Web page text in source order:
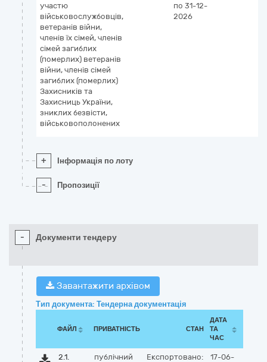
участю
військовослужбовців,
ветеранів війни,
членів їх сімей, членів
сімей загиблих
(померлих) ветеранів
війни, членів сімей
загиблих (померлих)
Захисників та
Захисниць України,
зниклих безвісти,
військовополонених
по 31-12-
2026
+ Інформація по лоту
- Пропозиції
- Документи тендеру
Завантажити архівом
Тип документа: Тендерна документація
ФАЙЛ ПРИВАТНІСТЬ СТАН
ДАТА
ТА
ЧАС
2.1.
публічний Експортовано:
17-06-